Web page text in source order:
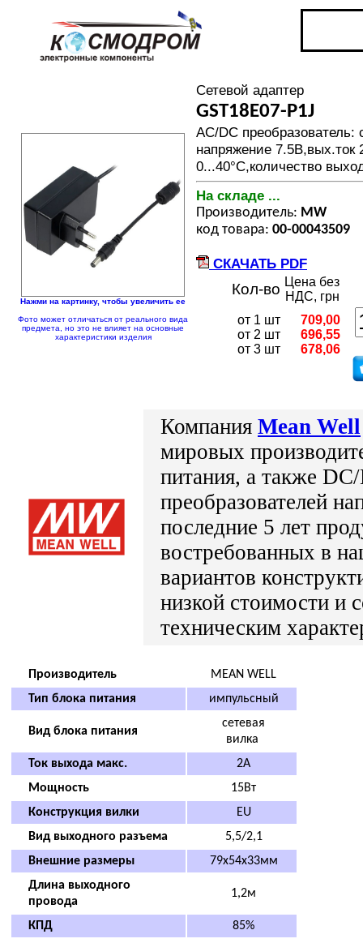
Нажми на картинку, чтобы увеличить ее
Фото может отличаться от реального вида
предмета, но это не влияет на основные
характеристики изделия
Сетевой адаптер
GST18E07-P1J
AC/DC преобразователь:
напряжение
0...40°C,количество
На складе ...
Производитель: MW
код товара: 00-00043509
СКАЧАТЬ PDF
Кол-во Цена без
НДС, грн
от 1 шт
от 2 шт
от 3 шт
709,00
696,55
678,06
Компания Mean Well
мировых
питания, а также
преобразователей
последние 5 лет
востребованных в
вариантов
низкой стоимости и
техническим
Производитель
MEAN WELL
Тип блока питания
импульсный
Вид блока питания
сетевая
вилка
Ток выхода макс.
2А
Мощность
15Вт
Конструкция вилки
EU
Вид выходного разъема
5,5/2,1
Внешние размеры
79x54x33мм
Длина выходного
провода
1,2м
КПД
85%